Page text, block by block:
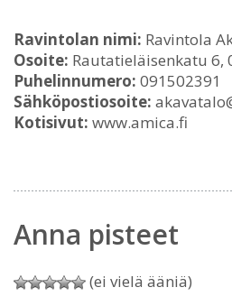
Ravintolan nimi: Ravintola
Osoite: Rautatieläisenkatu 6,
Puhelinnumero: 091502391
Sähköpostiosoite:
Kotisivut: www.amica.fi
Anna pisteet
(ei vielä ääniä)